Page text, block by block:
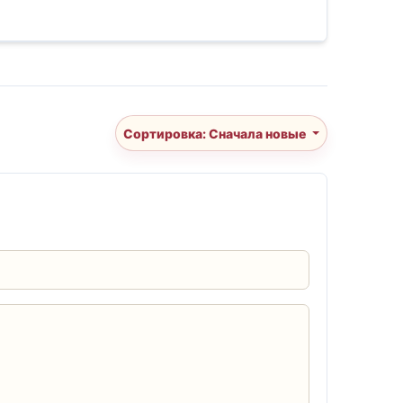
Сортировка: Сначала новые